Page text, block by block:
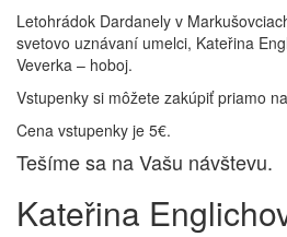
Letohrádok Dardanely v
svetovo uznávaní umelci, Kateřina
Veverka – hoboj.
Vstupenky si môžete zakúpiť priamo
Cena vstupenky je 5€.
Tešíme sa na Vašu návštevu.
Kateřina